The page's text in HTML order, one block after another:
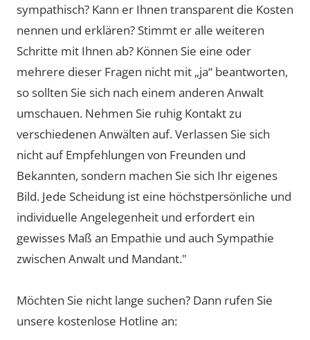
sympathisch? Kann er Ihnen transparent die Kosten
nennen und erklären? Stimmt er alle weiteren
Schritte mit Ihnen ab? Können Sie eine oder
mehrere dieser Fragen nicht mit „ja“ beantworten,
so sollten Sie sich nach einem anderen Anwalt
umschauen. Nehmen Sie ruhig Kontakt zu
verschiedenen Anwälten auf. Verlassen Sie sich
nicht auf Empfehlungen von Freunden und
Bekannten, sondern machen Sie sich Ihr eigenes
Bild. Jede Scheidung ist eine höchstpersönliche und
individuelle Angelegenheit und erfordert ein
gewisses Maß an Empathie und auch Sympathie
zwischen Anwalt und Mandant."
Möchten Sie nicht lange suchen? Dann rufen Sie
unsere kostenlose Hotline an: